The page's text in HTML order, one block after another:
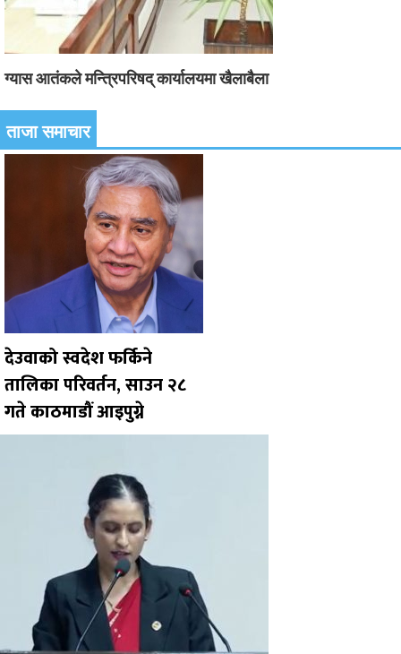
ग्यास आतंकले मन्त्रिपरिषद् कार्यालयमा खैलाबैला
ताजा समाचार
देउवाको स्वदेश फर्किने
तालिका परिवर्तन, साउन २८
गते काठमाडौं आइपुग्ने